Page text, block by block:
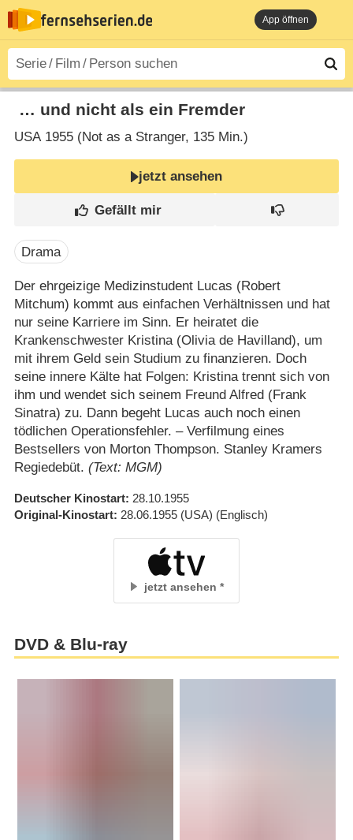
App öffnen
… und nicht als ein Fremder
USA1955 (Not as a Stranger‎, 135 Min.)
jetzt ansehen
Drama
Der ehrgeizige Medizinstudent Lucas (Robert
Mitchum) kommt aus einfachen Verhältnissen und hat
nur seine Karriere im Sinn. Er heiratet die
Krankenschwester Kristina (Olivia de Havilland), um
mit ihrem Geld sein Studium zu finanzieren. Doch
seine innere Kälte hat Folgen: Kristina trennt sich von
ihm und wendet sich seinem Freund Alfred (Frank
Sinatra) zu. Dann begeht Lucas auch noch einen
tödlichen Operationsfehler. – Verfilmung eines
Bestsellers von Morton Thompson. Stanley Kramers
Regiedebüt. (Text: MGM)
Deutscher Kinostart 28.10.1955
Original-Kinostart 28.06.1955 (USA) (Englisch)
jetzt ansehen
DVD & Blu-ray